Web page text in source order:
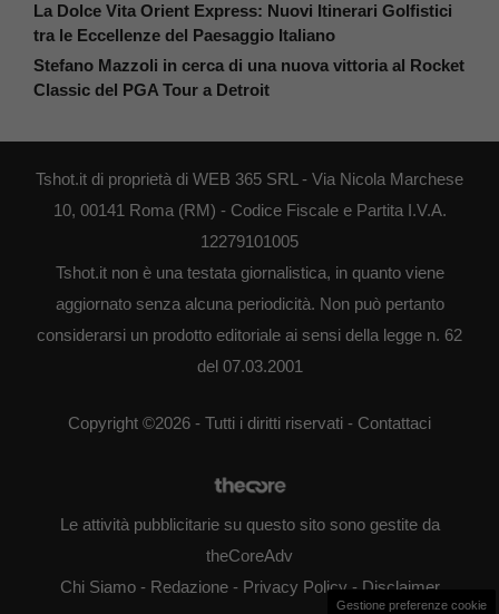
La Dolce Vita Orient Express: Nuovi Itinerari Golfistici
tra le Eccellenze del Paesaggio Italiano
Stefano Mazzoli in cerca di una nuova vittoria al Rocket
Classic del PGA Tour a Detroit
Tshot.it di proprietà di WEB 365 SRL - Via Nicola Marchese
10, 00141 Roma (RM) - Codice Fiscale e Partita I.V.A.
12279101005
Tshot.it non è una testata giornalistica, in quanto viene
aggiornato senza alcuna periodicità. Non può pertanto
considerarsi un prodotto editoriale ai sensi della legge n. 62
del 07.03.2001
Copyright ©2026 - Tutti i diritti riservati - Contattaci
Le attività pubblicitarie su questo sito sono gestite da
theCoreAdv
Chi Siamo- Redazione- Privacy Policy- Disclaimer
Gestione preferenze cookie